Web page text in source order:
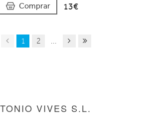
Comprar 13€
1 2 ...
VIVES S.L.